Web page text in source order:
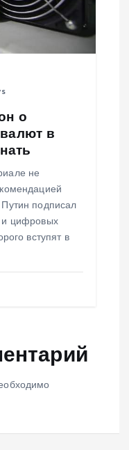
о
в
не
подписал
и цифровых
вступят в